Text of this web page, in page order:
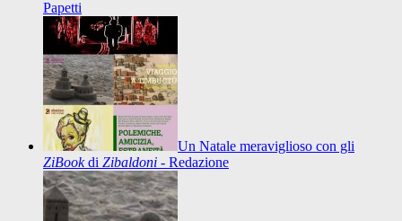
Papetti
Un Natale meraviglioso con gli
ZiBookdi Zibaldoni - Redazione